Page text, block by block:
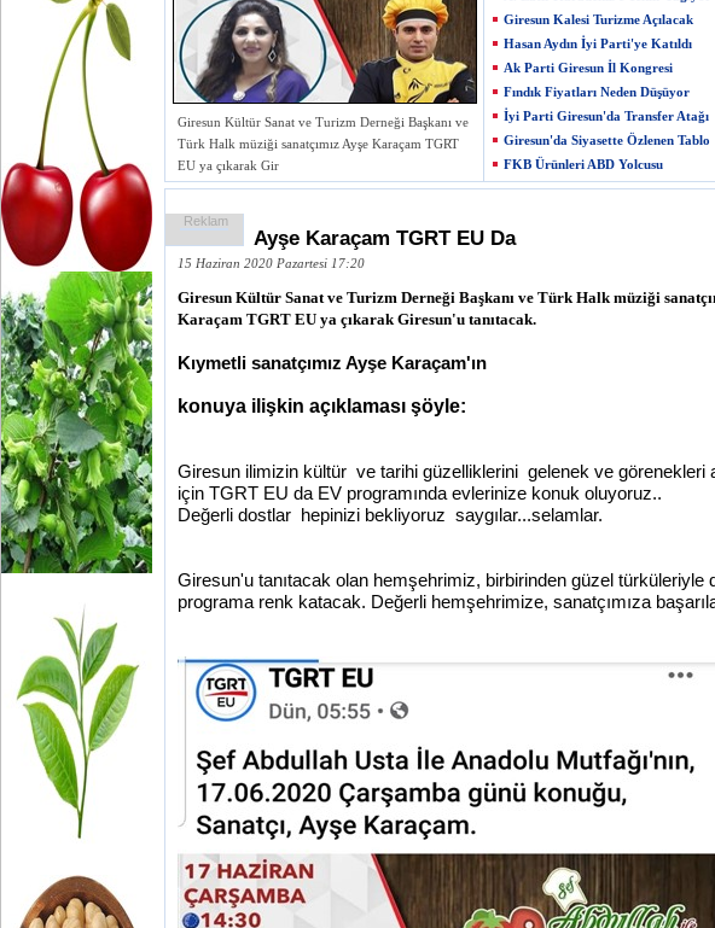
Giresun Kültür Sanat ve Turizm Derneği Başkanı ve
Türk Halk müziği sanatçımız Ayşe Karaçam TGRT
EU ya çıkarak Gir
Giresun Kalesi Turizme Açılacak
Hasan Aydın İyi Parti'ye Katıldı
Ak Parti Giresun İl Kongresi
Fındık Fiyatları Neden Düşüyor
İyi Parti Giresun'da Transfer Atağı
Giresun'da Siyasette Özlenen Tablo
FKB Ürünleri ABD Yolcusu
Reklam
Ayşe Karaçam TGRT EU Da
15 Haziran 2020 Pazartesi 17:20
Giresun Kültür Sanat ve Turizm Derneği Başkanı ve Türk Halk müziği
Karaçam TGRT EU ya çıkarak Giresun'u tanıtacak.
Kıymetli sanatçımız Ayşe Karaçam'ın
konuya ilişkin açıklaması şöyle:
Giresun ilimizin kültür  ve tarihi güzelliklerini  gelenek ve görenekleri
için TGRT EU da EV programında evlerinize konuk oluyoruz..
Değerli dostlar  hepinizi bekliyoruz  saygılar...selamlar.
Giresun'u tanıtacak olan hemşehrimiz, birbirinden güzel türküleriyle
programa renk katacak. Değerli hemşehrimize, sanatçımıza